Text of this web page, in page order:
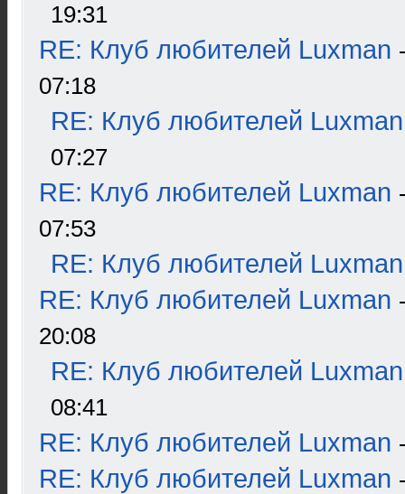
19:31
RE: Клуб любителей Luxman
07:18
RE: Клуб любителей Luxman
07:27
RE: Клуб любителей Luxman
07:53
RE: Клуб любителей Luxman
RE: Клуб любителей Luxman
20:08
RE: Клуб любителей Luxman
08:41
RE: Клуб любителей Luxman
RE: Клуб любителей Luxman